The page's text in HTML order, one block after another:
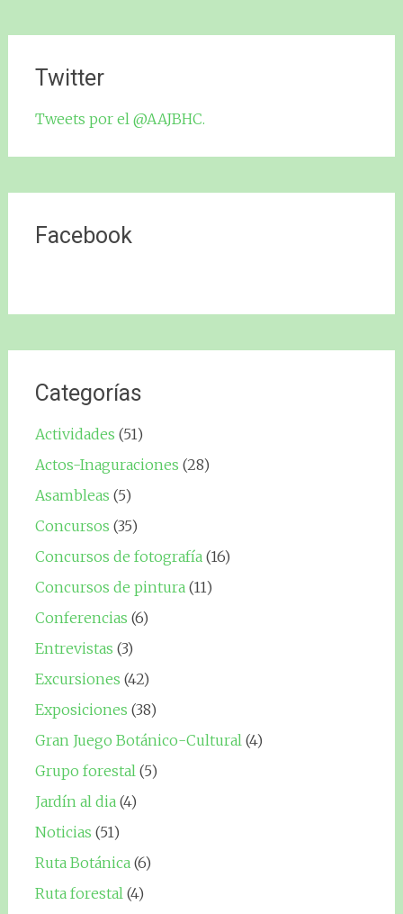
Twitter
Tweets por el @AAJBHC.
Facebook
Categorías
Actividades (51)
Actos-Inaguraciones (28)
Asambleas (5)
Concursos (35)
Concursos de fotografía(16)
Concursos de pintura(11)
Conferencias (6)
Entrevistas (3)
Excursiones (42)
Exposiciones (38)
Gran Juego Botánico-Cultural(4)
Grupo forestal(5)
Jardín al dia(4)
Noticias (51)
Ruta Botánica(6)
Ruta forestal(4)